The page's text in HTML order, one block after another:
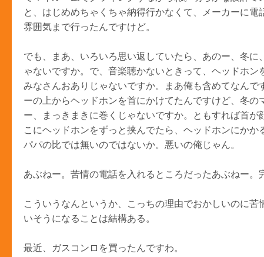
と、はじめめちゃくちゃ納得行かなくて、メーカーに電
雰囲気まで行ったんですけど。
でも、まあ、いろいろ思い返していたら、あのー、冬に
ゃないですか。で、音楽聴かないときって、ヘッドホン
みなさんおありじゃないですか。まあ俺も含めてなんで
ーの上からヘッドホンを首にかけてたんですけど、冬の
ー、まっきまきに巻くじゃないですか。ともすれば首が
こにヘッドホンをずっと挟んでたら、ヘッドホンにかか
パパの比では無いのではないか。悪いの俺じゃん。
あぶねー。苦情の電話を入れるところだったあぶねー。
こういうなんというか、こっちの理由でおかしいのに苦
いそうになることは結構ある。
最近、ガスコンロを買ったんですわ。